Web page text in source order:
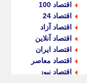
اقتصاد 100
اقتصاد 24
اقتصاد آزاد
اقتصاد آنلاین
اقتصاد ایران
اقتصاد معاصر
اقتصاد نیوز